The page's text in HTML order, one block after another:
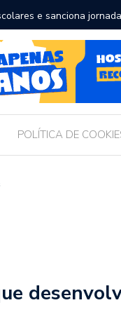
horizontes para
POLÍTICA DE